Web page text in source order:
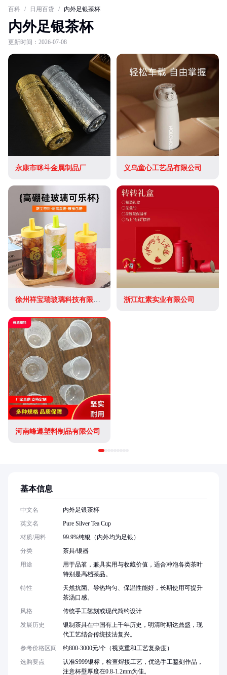
百科 / 日用百货 / 内外足银茶杯
内外足银茶杯
更新时间：2026-07-08
永康市咪斗金属制品厂 义乌童心工艺品有限公司
徐州祥宝瑞玻璃科技有限公司 浙江红素实业有限公司
河南峰遵塑料制品有限公司
基本信息
中文名
内外足银茶杯
英文名
Pure Silver Tea Cup
材质/用料
99.9%纯银（内外均为足银）
分类
茶具/银器
用途
用于品茗，兼具实用与收藏价值，适合冲泡各类茶叶
特别是高档茶品。
特性
天然抗菌、导热均匀、保温性能好，长期使用可提升
茶汤口感。
风格
传统手工錾刻或现代简约设计
发展历史
银制茶具在中国有上千年历史，明清时期达鼎盛，现
代工艺结合传统技法复兴。
参考价格区间
约800-3000元/个（视克重和工艺复杂度）
选购要点
认准S999银标，检查焊接工艺，优选手工錾刻作品，
注意杯壁厚度在0.8-1.2mm为佳。